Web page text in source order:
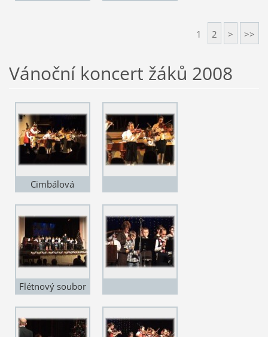
1 2 > >>
Vánoční koncert žáků 2008
Cimbálová
Flétnový soubor